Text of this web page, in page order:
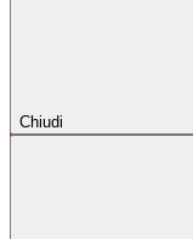
Chiudi